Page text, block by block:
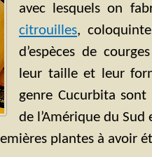
avec lesquels on
citrouilles,
d’espèces de
leur taille et leur
genre Cucurbita
de l’Amérique du
plantes à avoir